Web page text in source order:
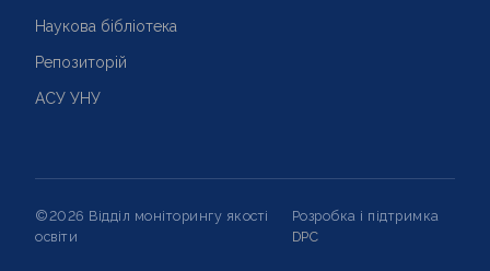
Наукова бібліотека
Репозиторій
АСУ УНУ
©2026 Відділ моніторингу якості
освіти
Розробка і підтримка
DPC